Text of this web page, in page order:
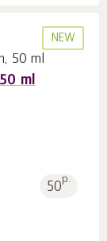
NEW
ml
50p.